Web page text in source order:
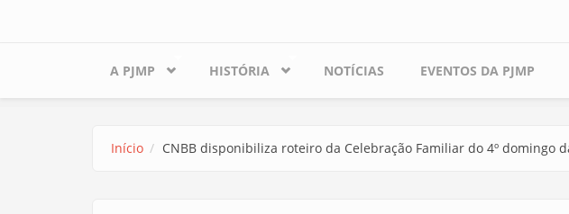
A PJMP HISTÓRIA NOTÍCIAS EVENTOS DA PJMP
Início CNBB disponibiliza roteiro da Celebração Familiar do 4º domingo